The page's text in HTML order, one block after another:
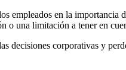
en la importancia
o una limitación a tener en
decisiones corporativas y